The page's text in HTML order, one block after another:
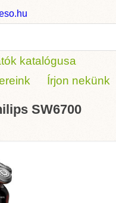
katalógusa
Írjon nekünk
SW6700